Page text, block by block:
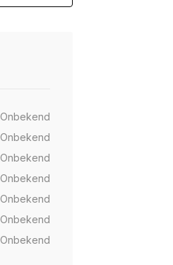
Onbekend
Onbekend
Onbekend
Onbekend
Onbekend
Onbekend
Onbekend